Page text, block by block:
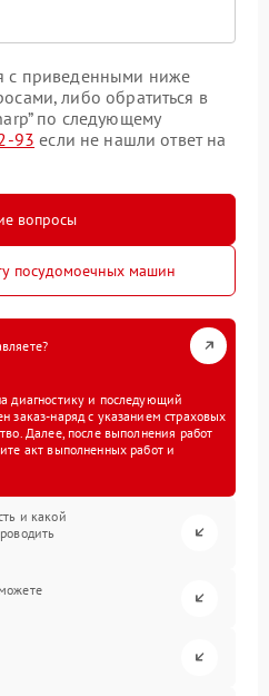
с приведенными ниже
либо обратиться в
по следующему
93 если не нашли ответ на
вопросы
посудомоечных машин
диагностику и последующий
заказ-наряд с указанием страховых
Далее, после выполнения работ
акт выполненных работ и
и какой